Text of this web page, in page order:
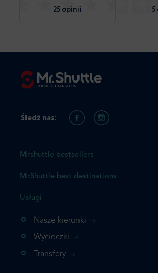
25 opinii 5
którego szukasz jest już
nie chcesz dodawać go
Mrshuttle bestsellers
MrShuttle best destinations
Usługi
Nasze kierunki
Wycieczki
Transfery
Śledź nas: